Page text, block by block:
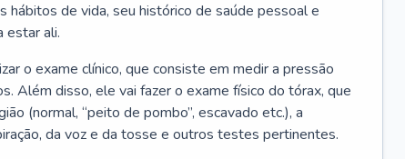
hábitos de vida, seu histórico de saúde pessoal e
estar ali.
o exame clínico, que consiste em medir a pressão
Além disso, ele vai fazer o exame físico do tórax, que
(normal, “peito de pombo”, escavado etc.), a
da voz e da tosse e outros testes pertinentes.